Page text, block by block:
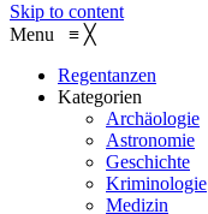
Skip to content
Menu ≡ ╳
Regentanzen
Kategorien
Archäologie
Astronomie
Geschichte
Kriminologie
Medizin